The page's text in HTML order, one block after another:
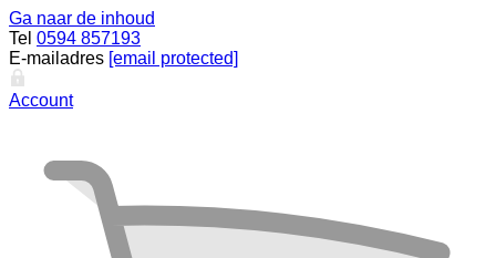
Ga naar de inhoud
Tel 0594 857193
E-mailadres [email protected]
Account